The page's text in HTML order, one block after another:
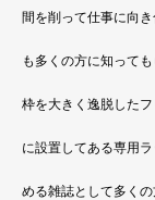
間を削って仕事に向
も多くの方に知って
枠を大きく逸脱した
に設置してある専用
める雑誌として多く